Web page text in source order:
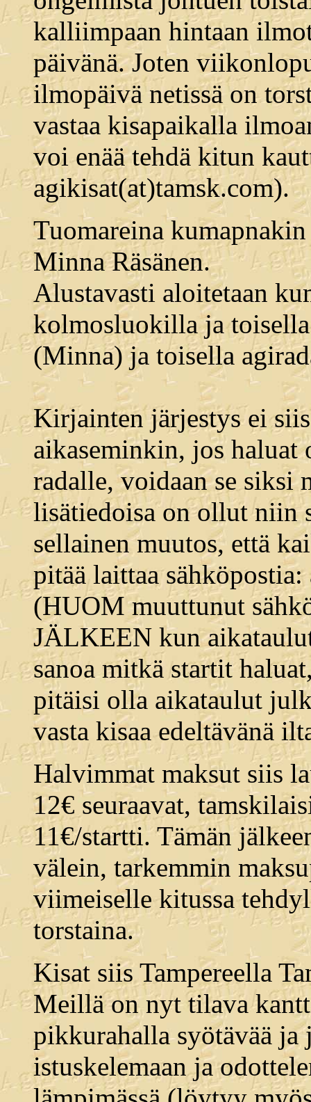
kalliimpaan hintaan
päivänä. Joten
ilmopäivä netissä on
vastaa kisapaikalla
voi enää tehdä kitun
agikisat(at)tamsk.com).
Tuomareina
Minna Räsänen.
Alustavasti aloitetaan
kolmosluokilla ja
(Minna) ja toisella
Kirjainten järjestys ei
aikaseminkin, jos haluat
radalle, voidaan se siksi
lisätiedoisa on ollut niin
sellainen muutos, että
pitää laittaa
(HUOM muuttunut
JÄLKEEN kun
sanoa mitkä startit
pitäisi olla aikataulut
vasta kisaa edeltävänä
Halvimmat maksut siis
12€ seuraavat,
11€/startti. Tämän
välein, tarkemmin
viimeiselle kitussa
torstaina.
Kisat siis Tampereella
Meillä on nyt tilava
pikkurahalla syötävää ja
istuskelemaan ja